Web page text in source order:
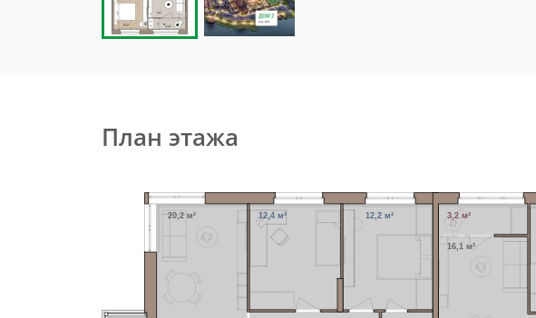
План этажа
12,2 м²
12,4 м²
20,2 м² 3,2 м²
16,1 м²